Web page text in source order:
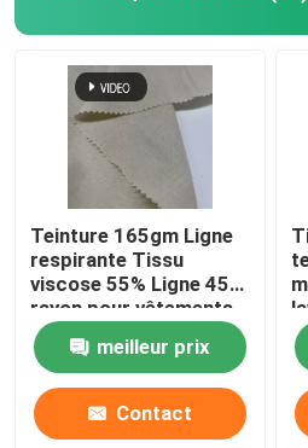
Teinture 165gm Ligne
respirante Tissu
viscose 55% Ligne 45%
rayon pour vêtements
pour femmes
meilleur prix
Contact